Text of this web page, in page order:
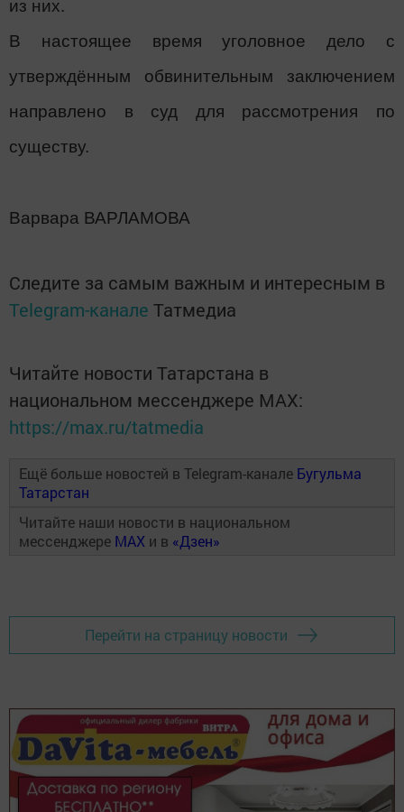
из них.
В настоящее время уголовное дело с
утверждённым обвинительным заключением
направлено в суд для рассмотрения по
существу.
Варвара ВАРЛАМОВА
Следите за самым важным и интересным в
Telegram-канале Татмедиа
Читайте новости Татарстана в
национальном мессенджере MАХ:
https://max.ru/tatmedia
Ещё больше новостей в Telegram-канале Бугульма
Татарстан
Читайте наши новости в национальном
мессенджере MAX и в «Дзен»
Перейти на страницу новости